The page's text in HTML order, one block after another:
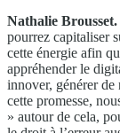
Nathalie Brousset.
pourrez capitaliser
cette énergie afin
appréhender le
innover, générer
cette promesse,
» autour de cela,